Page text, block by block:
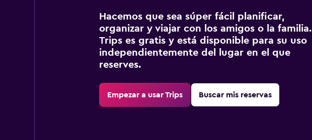
Hacemos que sea súper fácil planificar,
organizar y viajar con los amigos o la familia.
Trips es gratis y está disponible para su uso
independientemente del lugar en el que
reserves.
Empezar a usar Trips Buscar mis reservas